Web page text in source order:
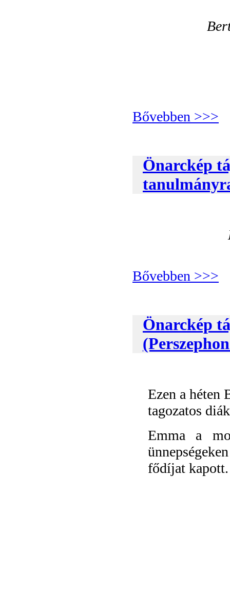
Bővebben >>>
Önarckép
Bővebben >>>
Önarckép
Ezen a héten
tagozatos
Emma a
fődíjat